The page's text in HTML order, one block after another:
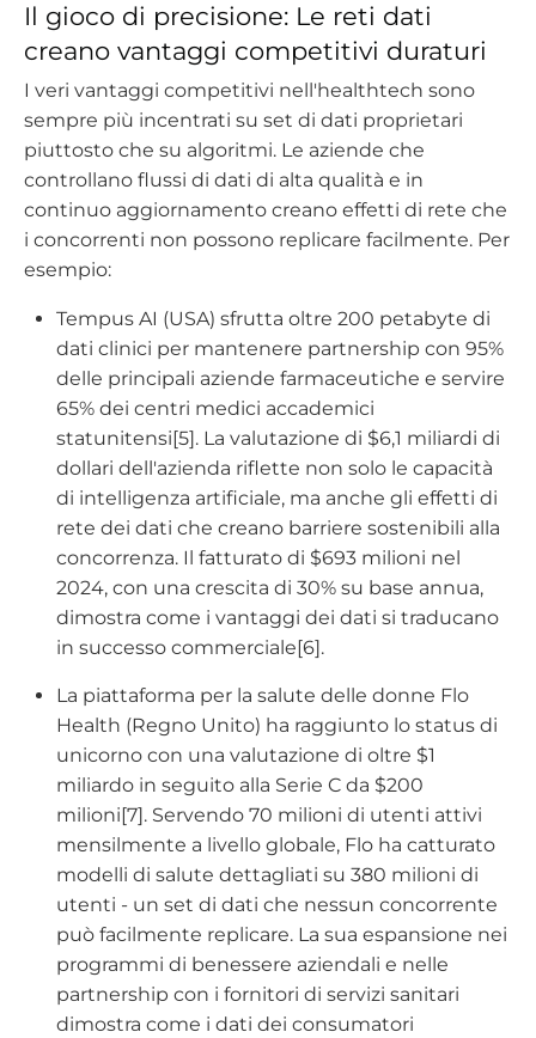
Il gioco di precisione: Le reti dati
creano vantaggi competitivi duraturi
I veri vantaggi competitivi nell'healthtech sono
sempre più incentrati su set di dati proprietari
piuttosto che su algoritmi. Le aziende che
controllano flussi di dati di alta qualità e in
continuo aggiornamento creano effetti di rete che
i concorrenti non possono replicare facilmente. Per
esempio:
Tempus AI (USA) sfrutta oltre 200 petabyte di
dati clinici per mantenere partnership con 95%
delle principali aziende farmaceutiche e servire
65% dei centri medici accademici
statunitensi[5]. La valutazione di $6,1 miliardi di
dollari dell'azienda riflette non solo le capacità
di intelligenza artificiale, ma anche gli effetti di
rete dei dati che creano barriere sostenibili alla
concorrenza. Il fatturato di $693 milioni nel
2024, con una crescita di 30% su base annua,
dimostra come i vantaggi dei dati si traducano
in successo commerciale[6].
La piattaforma per la salute delle donne Flo
Health (Regno Unito) ha raggiunto lo status di
unicorno con una valutazione di oltre $1
miliardo in seguito alla Serie C da $200
milioni[7]. Servendo 70 milioni di utenti attivi
mensilmente a livello globale, Flo ha catturato
modelli di salute dettagliati su 380 milioni di
utenti - un set di dati che nessun concorrente
può facilmente replicare. La sua espansione nei
programmi di benessere aziendali e nelle
partnership con i fornitori di servizi sanitari
dimostra come i dati dei consumatori